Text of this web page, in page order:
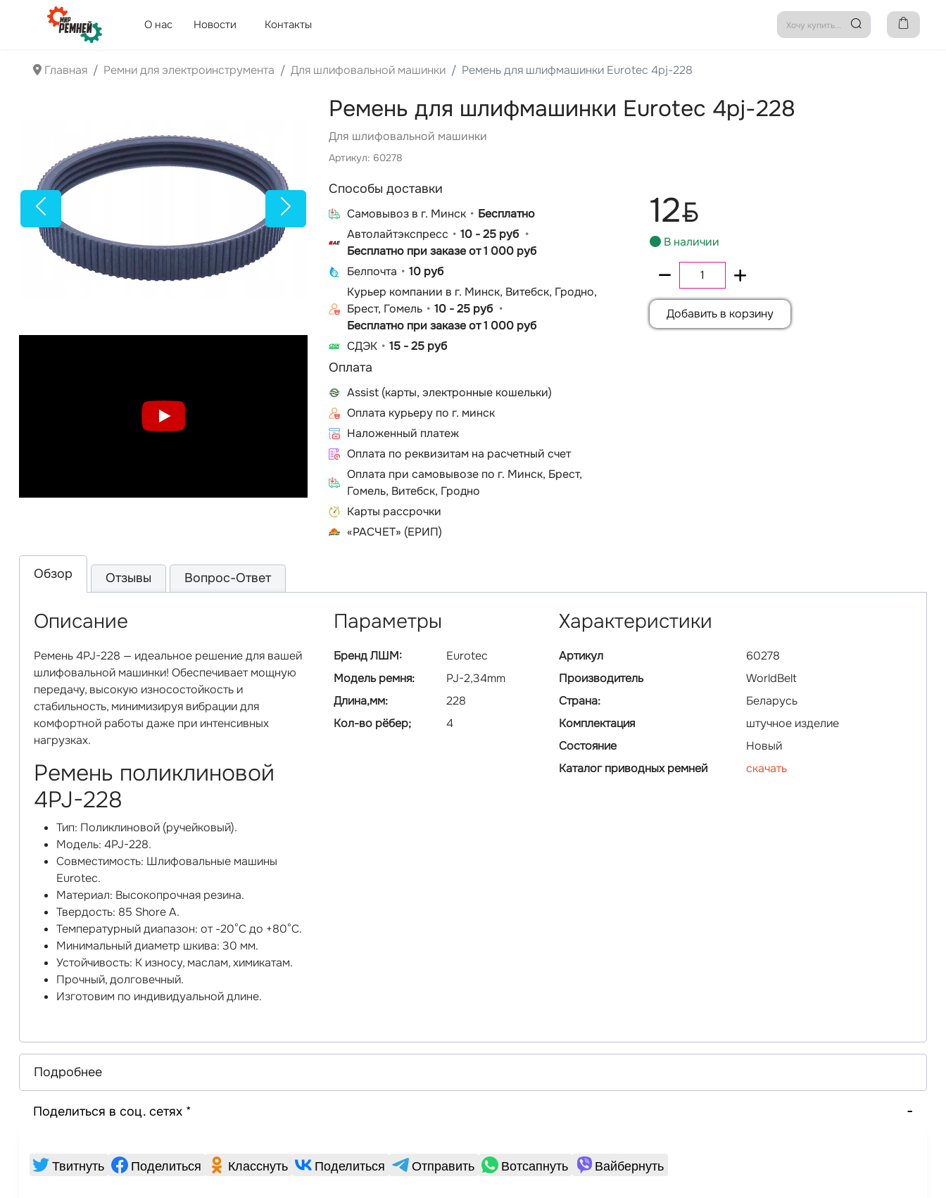
О нас Новости Контакты
Главная Ремни для электроинструмента Для шлифовальной машинки Ремень для шлифмашинки Eurotec 4pj-228
Ремень для шлифмашинки Eurotec 4pj-228
Для шлифовальной машинки
Артикул: 60278
Способы доставки
Cамовывоз в г. Минск
Бесплатно
Автолайтэкспресс
10 - 25 руб
Бесплатно при заказе от 1 000 руб
Белпочта
10 руб
Курьер компании в г. Минск, Витебск, Гродно,
Брест, Гомель
10 - 25 руб
Бесплатно при заказе от 1 000 руб
СДЭК
15 - 25 руб
Оплата
Assist (карты, электронные кошельки)
Оплата курьеру по г. минск
Наложенный платеж
Оплата по реквизитам на расчетный счет
Оплата при самовывозе по г. Минск, Брест,
Гомель, Витебск, Гродно
Карты рассрочки
«РАСЧЕТ» (ЕРИП)
12BYN
В наличии
Добавить в корзину
Обзор Отзывы Вопрос-Ответ
Описание
Ремень 4PJ-228 — идеальное решение для вашей
шлифовальной машинки! Обеспечивает мощную
передачу, высокую износостойкость и
стабильность, минимизируя вибрации для
комфортной работы даже при интенсивных
нагрузках.
Ремень поликлиновой
4PJ-228
Тип: Поликлиновой (ручейковый).
Модель: 4PJ-228.
Совместимость: Шлифовальные машины
Eurotec.
Материал: Высокопрочная резина.
Твердость: 85 Shore A.
Температурный диапазон: от -20°C до +80°C.
Минимальный диаметр шкива: 30 мм.
Устойчивость: К износу, маслам, химикатам.
Прочный, долговечный.
Изготовим по индивидуальной длине.
Параметры
Бренд ЛШМ:
Eurotec
Модель ремня:
PJ-2,34mm
Длина,мм:
228
Кол-во рёбер;
4
Характеристики
Артикул
60278
Производитель
WorldBelt
Страна:
Беларусь
Комплектация
штучное изделие
Состояние
Новый
Каталог приводных ремней
скачать
Подробнее
Поделиться в соц. сетях *
Твитнуть Поделиться Класснуть Поделиться Отправить Вотсапнуть Вайбернуть